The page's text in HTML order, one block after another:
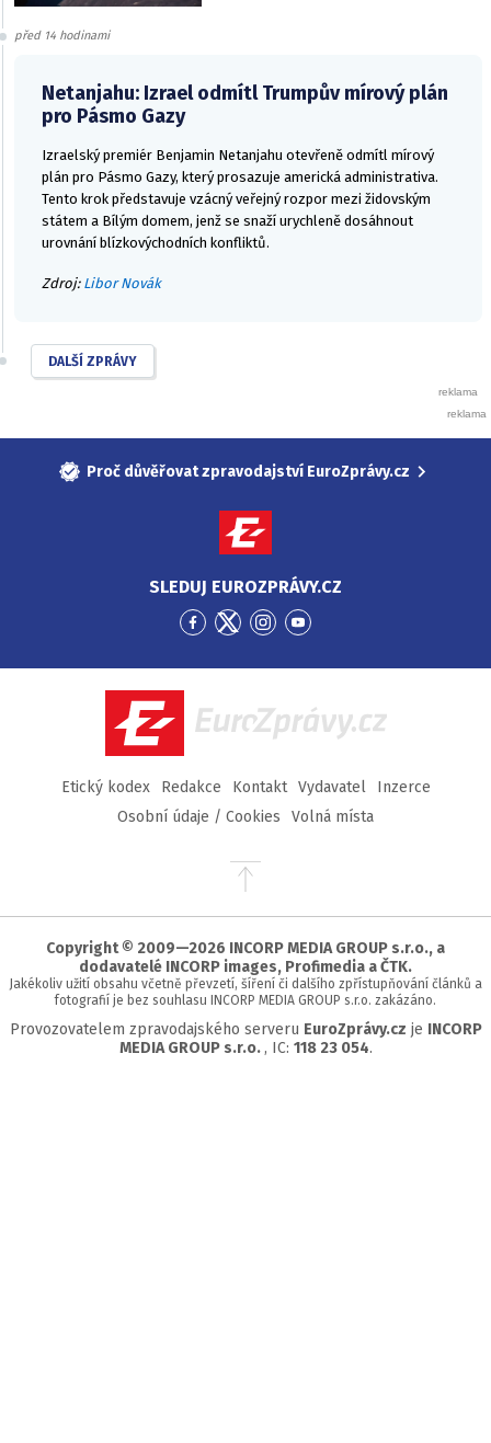
před 14 hodinami
Netanjahu: Izrael odmítl Trumpův mírový plán
pro Pásmo Gazy
Izraelský premiér Benjamin Netanjahu otevřeně odmítl mírový
plán pro Pásmo Gazy, který prosazuje americká administrativa.
Tento krok představuje vzácný veřejný rozpor mezi židovským
státem a Bílým domem, jenž se snaží urychleně dosáhnout
urovnání blízkovýchodních konfliktů.
Zdroj: Libor Novák
DALŠÍ ZPRÁVY
Proč důvěřovat zpravodajství EuroZprávy.cz
SLEDUJ EUROZPRÁVY.CZ
Přejít
Facebook
Přejít
Twitter
Přejít
Instagram
Přejít
YouTube
EuroZprávy.cz
Etický kodex Redakce Kontakt Vydavatel
Inzerce
Osobní údaje / Cookies
Volná místa
Přejít
stránky
Copyright © 2009—2026 INCORP MEDIA GROUP s.r.o., a
dodavatelé INCORP images, Profimedia a ČTK.
Jakékoliv užití obsahu včetně převzetí, šíření či dalšího zpřístupňování článků a
fotografií je bez souhlasu INCORP MEDIA GROUP s.r.o. zakázáno.
Provozovatelem zpravodajského serveru EuroZprávy.cz je INCORP
MEDIA GROUP s.r.o. , IC: 118 23 054.